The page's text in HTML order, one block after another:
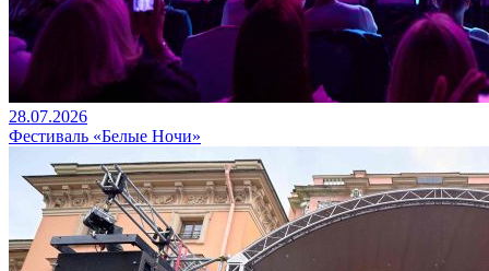
28.07.2026
Фестиваль «Белые Ночи»